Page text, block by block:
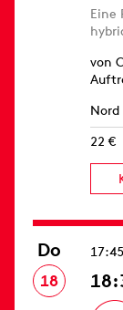
Eine
von
Nord
22 €
Do
18